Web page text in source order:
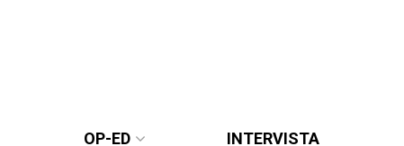
OP-ED INTERVISTA